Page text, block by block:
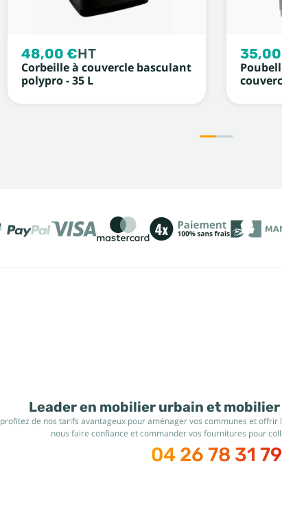
48,00 €HT
Corbeille à couvercle basculant
polypro - 35 L
Leader en mobilier urbain et
de nos tarifs avantageux pour aménager vos communes et
nous faire confiance et commander vos fournitures pour
04 26 78 31 79